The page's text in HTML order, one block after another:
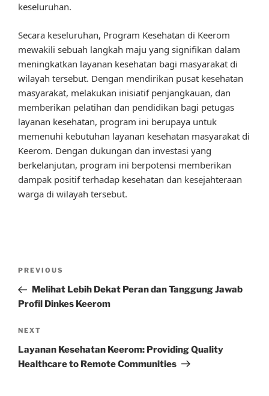
keseluruhan.
Secara keseluruhan, Program Kesehatan di Keerom
mewakili sebuah langkah maju yang signifikan dalam
meningkatkan layanan kesehatan bagi masyarakat di
wilayah tersebut. Dengan mendirikan pusat kesehatan
masyarakat, melakukan inisiatif penjangkauan, dan
memberikan pelatihan dan pendidikan bagi petugas
layanan kesehatan, program ini berupaya untuk
memenuhi kebutuhan layanan kesehatan masyarakat di
Keerom. Dengan dukungan dan investasi yang
berkelanjutan, program ini berpotensi memberikan
dampak positif terhadap kesehatan dan kesejahteraan
warga di wilayah tersebut.
Previous
Post
PREVIOUS
Melihat Lebih Dekat Peran dan Tanggung Jawab
Profil Dinkes Keerom
Next
Post
NEXT
Layanan Kesehatan Keerom: Providing Quality
Healthcare to Remote Communities